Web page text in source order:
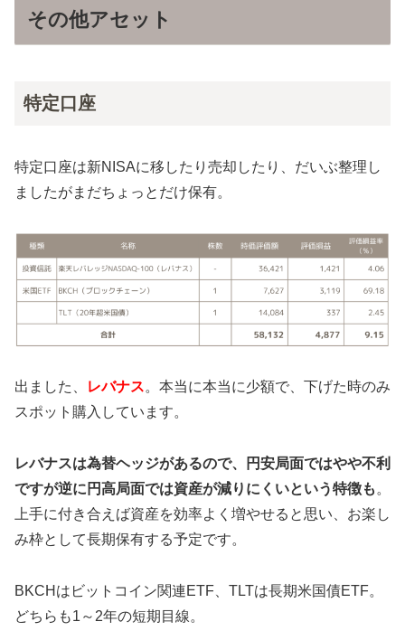
その他アセット
特定口座
特定口座は新NISAに移したり売却したり、だいぶ整理し
ましたがまだちょっとだけ保有。
出ました、 レバナス。本当に本当に少額で、下げた時のみ
スポット購入しています。
レバナスは為替ヘッジがあるので、円安局面ではやや不利
ですが逆に円高局面では資産が減りにくいという特徴も 。
上手に付き合えば資産を効率よく増やせると思い、お楽し
み枠として長期保有する予定です。
BKCHはビットコイン関連ETF、TLTは長期米国債ETF。
どちらも1～2年の短期目線。